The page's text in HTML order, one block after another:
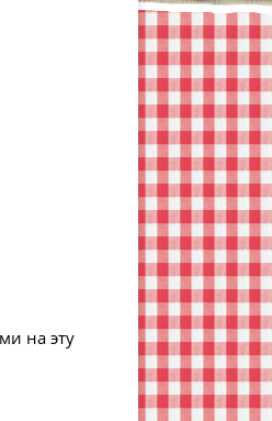
на эту